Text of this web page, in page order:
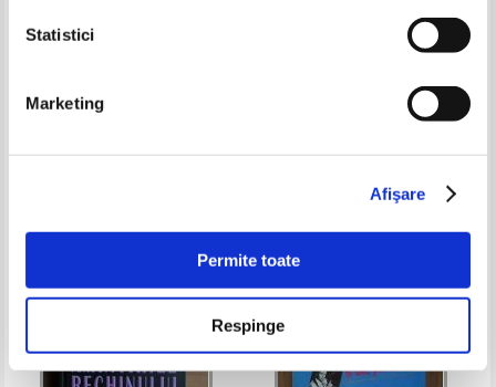
Statistici
Marketing
Afişare
Permite toate
Respinge
Pret:10,00Lei Lei